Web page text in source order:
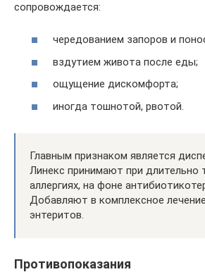
сопровождается:
чередованием запоров и
вздутием живота после еды;
ощущение дискомфорта;
иногда тошнотой, рвотой.
Главным признаком является
Линекс принимают при длительно
аллергиях, на фоне
Добавляют в комплексное
энтеритов.
Противопоказания